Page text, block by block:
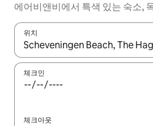
에어비앤비에서 특색 있는 숙소,
위치
결과가 나오면 위·아래 화살표 키
체크인
체크아웃